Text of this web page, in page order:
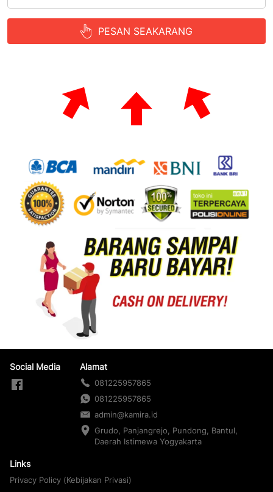
` PESAN SEAKARANG
Social Media Alamat
081225957865
081225957865
admin@kamira.id
Grudo, Panjangrejo, Pundong, Bantul,
Daerah Istimewa Yogyakarta
Links
Privacy Policy (Kebijakan Privasi)